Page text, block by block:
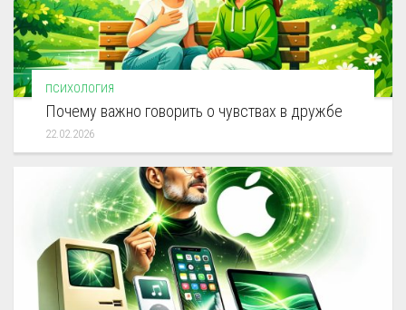
ПСИХОЛОГИЯ
Почему важно говорить о чувствах в дружбе
22.02.2026